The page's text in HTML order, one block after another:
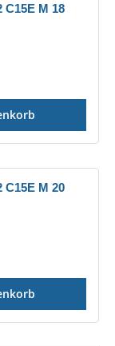
C15E M 18
C15E M 20